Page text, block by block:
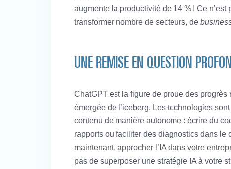
augmente la productivité de 14 % ! Ce
transformer nombre de secteurs, de
UNE REMISE EN QUESTION
ChatGPT est la figure de proue des progrès
émergée de l’iceberg. Les technologies
contenu de manière autonome : écrire du
rapports ou faciliter des diagnostics dans le
maintenant, approcher l’IA dans votre
pas de superposer une stratégie IA à votre